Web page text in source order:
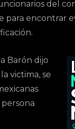
del
para encontrar
Barón dijo
victima, se